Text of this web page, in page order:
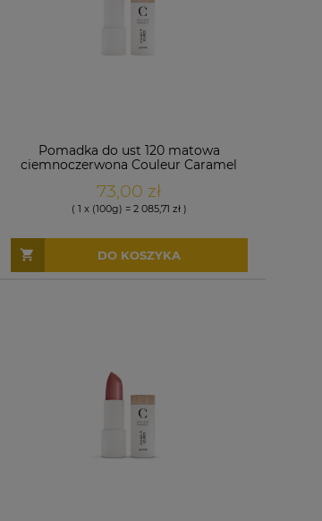
Pomadka do ust 120 matowa
ciemnoczerwona Couleur Caramel
73,00 zł
( 1 x (100g) = 2 085,71 zł )
DO KOSZYKA